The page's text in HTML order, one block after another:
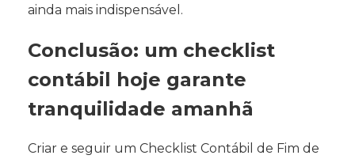
ainda mais indispensável.
Conclusão: um checklist
contábil hoje garante
tranquilidade amanhã
Criar e seguir um Checklist Contábil de Fim de